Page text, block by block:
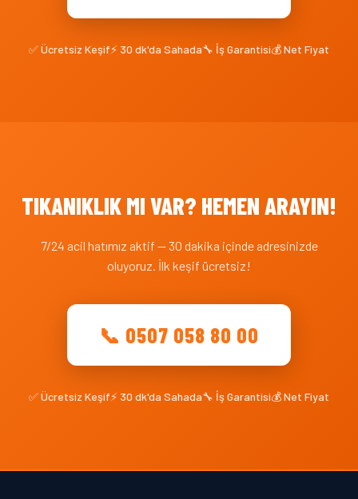
✅ Ücretsiz Keşif⚡ 30 dk'da Sahada🔧 İş Garantisi💰 Net Fiyat
TIKANIKLIK MI VAR? HEMEN ARAYIN!
7/24 acil hatımız aktif — 30 dakika içinde adresinizde
oluyoruz. İlk keşif ücretsiz!
📞 0507 058 80 00
✅ Ücretsiz Keşif⚡ 30 dk'da Sahada🔧 İş Garantisi💰 Net Fiyat